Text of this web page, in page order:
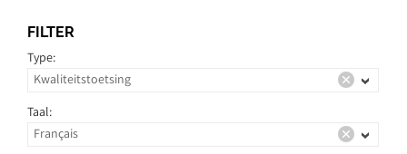
FILTER
Type:
Taal: